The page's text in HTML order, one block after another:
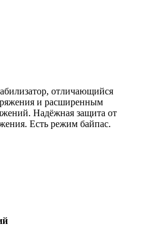
отличающийся
и расширенным
Надёжная защита от
Есть режим байпас.